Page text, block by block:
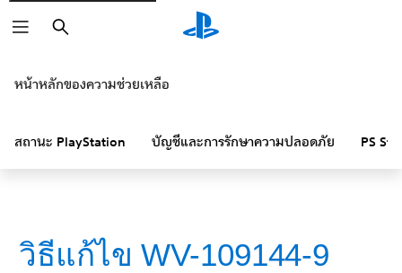
หน้าหลักของความช่วยเหลือ
สถานะ PlayStation บัญชีและการรักษาความปลอดภัย PS
วิธีแก้ไข WV-109144-9